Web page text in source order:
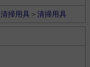
清掃用具＞ 清掃用具